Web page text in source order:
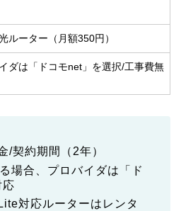
ルーター（月額350円）
ダは「ドコモnet」を選択/工事費無
/契約期間（2年）
場合、プロバイダは「ド
応
対応ルーターはレンタ